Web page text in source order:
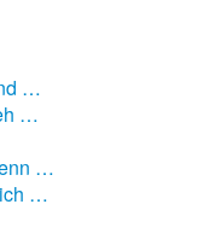
…
…
…
…